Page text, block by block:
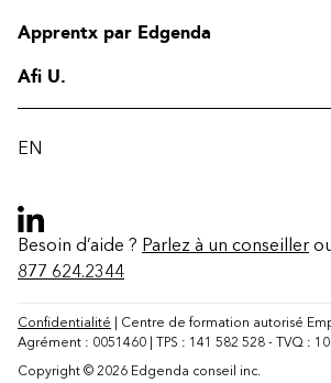
FAQ
Modifier la région
Apprentx par Edgenda
Afi U.
EN
Besoin d’aide ? Parlez à un conseiller
877 624.2344
Confidentialité | Centre de formation autorisé
Agrément : 0051460 | TPS : 141 582 528 - TVQ :
Copyright © 2026 Edgenda conseil inc.